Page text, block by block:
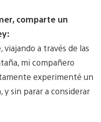
comparte un
, viajando a través de las
mi compañero
experimenté un
sin parar a considerar